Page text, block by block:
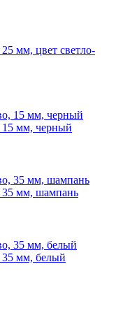
мм, цвет светло-
15 мм, черный
35 мм, шампань
35 мм, белый